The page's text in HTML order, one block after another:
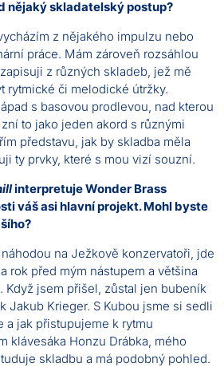
nějaký skladatelský postup?
z nějakého impulzu nebo
práce. Mám zároveň rozsáhlou
z různých skladeb, jež mě
rytmické či melodické útržky.
s basovou prodlevou, nad kterou
to jako jeden akord s různými
představu, jak by skladba měla
ty prvky, které s mou vizí souzní.
interpretuje Wonder Brass
váš asi hlavní projekt. Mohl byste
na Ježkově konzervatoři, jde
rok před mým nástupem a většina
Když jsem přišel, zůstal jen bubeník
Jakub Krieger. S Kubou jsme si sedli
a jak přistupujeme k rytmu
klávesáka Honzu Drábka, mého
skladbu a má podobný pohled.